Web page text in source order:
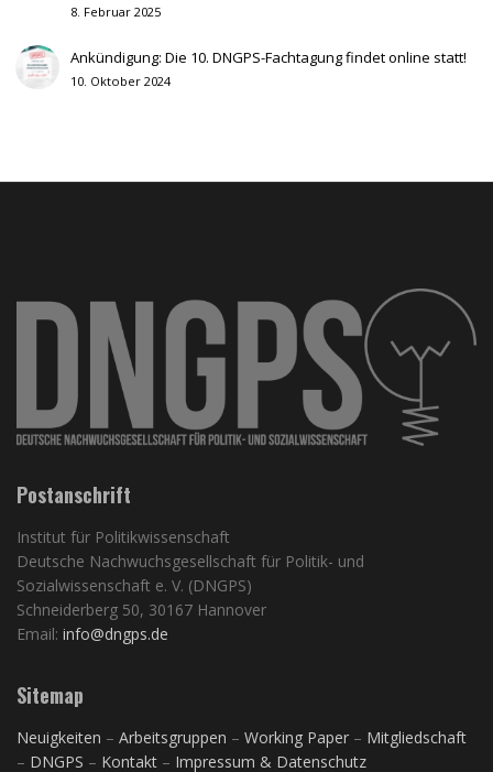
8. Februar 2025
Ankündigung: Die 10. DNGPS-Fachtagung findet online statt!
10. Oktober 2024
Postanschrift
Institut für Politikwissenschaft
Deutsche Nachwuchsgesellschaft für Politik- und
Sozialwissenschaft e. V. (DNGPS)
Schneiderberg 50, 30167 Hannover
Email: info@dngps.de
Sitemap
Neuigkeiten – Arbeitsgruppen – Working Paper – Mitgliedschaft
– DNGPS – Kontakt – Impressum & Datenschutz